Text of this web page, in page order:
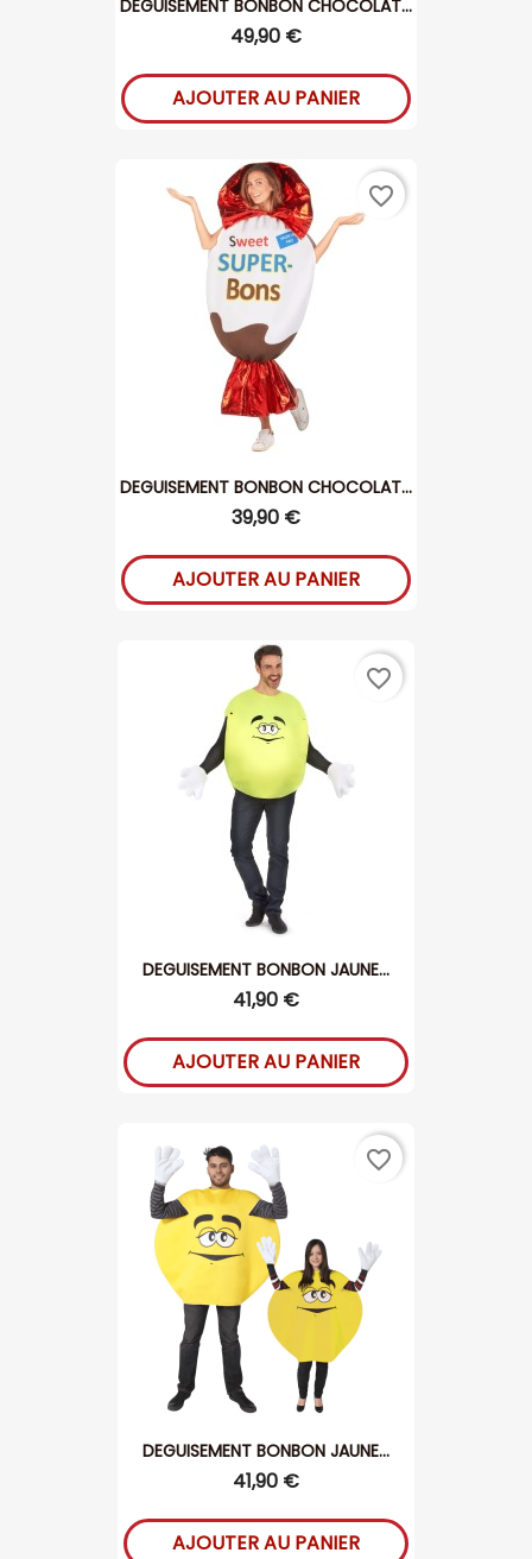
DEGUISEMENT BONBON CHOCOLAT...
49,90 €
AJOUTER AU PANIER
DEGUISEMENT BONBON CHOCOLAT...
39,90 €
AJOUTER AU PANIER
favorite_border
DEGUISEMENT BONBON JAUNE...
41,90 €
AJOUTER AU PANIER
favorite_border
DEGUISEMENT BONBON JAUNE...
41,90 €
AJOUTER AU PANIER
favorite_border